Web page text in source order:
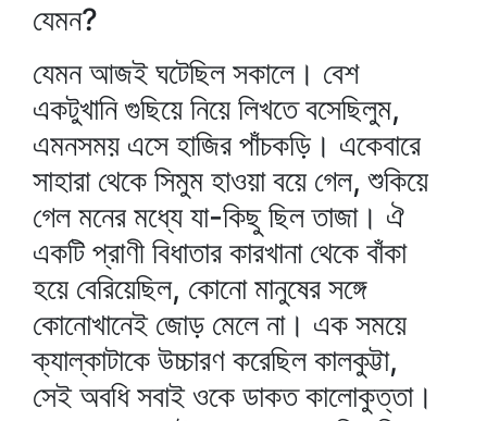
যেমন?
যেমন আজই ঘটেছিল সকালে। বেশ
একটুখানি গুছিয়ে নিয়ে লিখতে বসেছিলুম,
এমনসময় এসে হাজির পাঁচকড়ি। একেবারে
সাহারা থেকে সিমুম হাওয়া বয়ে গেল, শুকিয়ে
গেল মনের মধ্যে যা-কিছু ছিল তাজা। ঐ
একটি প্রাণী বিধাতার কারখানা থেকে বাঁকা
হয়ে বেরিয়েছিল, কোনো মানুষের সঙ্গে
কোনোখানেই জোড় মেলে না। এক সময়ে
ক্যাল্‌কাটাকে উচ্চারণ করেছিল কালকুট্টা,
সেই অবধি সবাই ওকে ডাকত কালোকুত্তা।